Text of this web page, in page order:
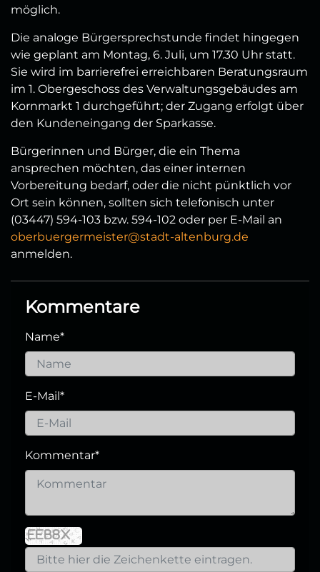
möglich.
Die analoge Bürgersprechstunde findet hingegen
wie geplant am Montag, 6. Juli, um 17.30 Uhr statt.
Sie wird im barrierefrei erreichbaren Beratungsraum
im 1. Obergeschoss des Verwaltungsgebäudes am
Kornmarkt 1 durchgeführt; der Zugang erfolgt über
den Kundeneingang der Sparkasse.
Bürgerinnen und Bürger, die ein Thema
ansprechen möchten, das einer internen
Vorbereitung bedarf, oder die nicht pünktlich vor
Ort sein können, sollten sich telefonisch unter
(03447) 594-103 bzw. 594-102 oder per E-Mail an
oberbuergermeister@stadt-altenburg.de
anmelden.
Kommentare
Name*
E-Mail *
Kommentar*